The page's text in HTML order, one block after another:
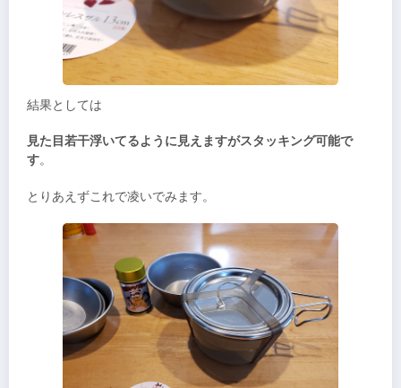
結果としては
見た目若干浮いてるように見えますがスタッキング可能で
す。
とりあえずこれで凌いでみます。